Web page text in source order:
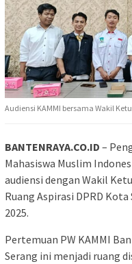
Audiensi KAMMI bersama Wakil
BANTENRAYA.CO.ID –
Mahasiswa Muslim
audiensi dengan Wakil
Ruang Aspirasi DPRD
2025.
Pertemuan PW KAMMI
Serang ini menjadi ruang